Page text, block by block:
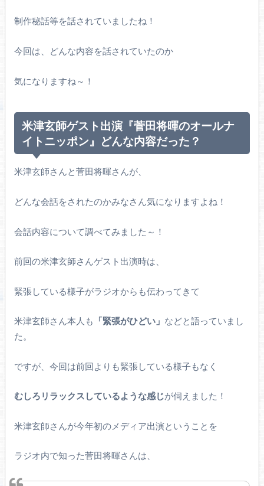
制作秘話等を話されていましたね！
今回は、どんな内容を話されていたのか
気になりますね～！
米津玄師ゲスト出演『菅田将暉のオールナ
イトニッポン』どんな内容だった？
米津玄師さんと菅田将暉さんが、
どんな会話をされたのかみなさん気になりますよね！
会話内容について調べてみました～！
前回の米津玄師さんゲスト出演時は、
緊張している様子がラジオからも伝わってきて
米津玄師さん本人も 「緊張がひどい」 などと語っていまし
た。
ですが、今回は前回よりも緊張している様子もなく
むしろリラックスしているような感じが伺えました！
米津玄師さんが今年初のメディア出演ということを
ラジオ内で知った菅田将暉さんは、